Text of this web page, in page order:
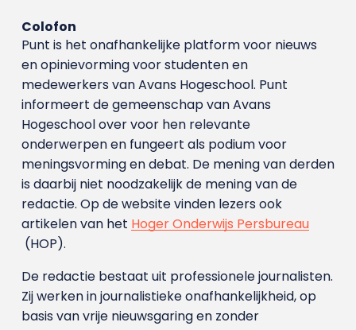
Colofon
Punt is het onafhankelijke platform voor nieuws
en opinievorming voor studenten en
medewerkers van Avans Hoge­school. Punt
informeert de gemeenschap van Avans
Hogeschool over voor hen relevante
onderwerpen en fungeert als podium voor
meningsvorming en debat. De mening van derden
is daarbij niet noodzakelijk de mening van de
redactie. Op de website vinden lezers ook
artikelen van het Hoger Onderwijs Persbureau
(HOP).
De redactie bestaat uit professionele journalisten.
Zij werken in journalistieke onafhankelijkheid, op
basis van vrije nieuwsgaring en zonder